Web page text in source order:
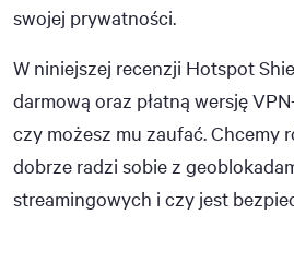
swojej prywatności.
W niniejszej recenzji Hotspot
darmową oraz płatną wersję
czy możesz mu zaufać. Chcemy
dobrze radzi sobie z
streamingowych i czy jest